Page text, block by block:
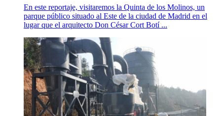
En este reportaje, visitaremos la Quinta de los Molinos, un
parque público situado al Este de la ciudad de Madrid en el
lugar que el arquitecto Don César Cort Botí ...